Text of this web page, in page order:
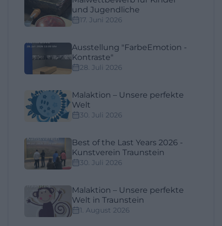
und Jugendliche
17. Juni 2026
Ausstellung "FarbeEmotion -
Kontraste"
28. Juli 2026
Malaktion – Unsere perfekte
Welt
30. Juli 2026
Best of the Last Years 2026 -
Kunstverein Traunstein
30. Juli 2026
Malaktion – Unsere perfekte
Welt in Traunstein
1. August 2026